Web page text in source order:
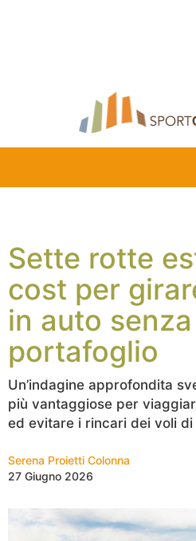
Sette rotte
cost per
in auto
portafoglio
Un’indagine approfondita
più vantaggiose per
ed evitare i rincari dei voli
Serena Proietti Colonna
27 Giugno 2026